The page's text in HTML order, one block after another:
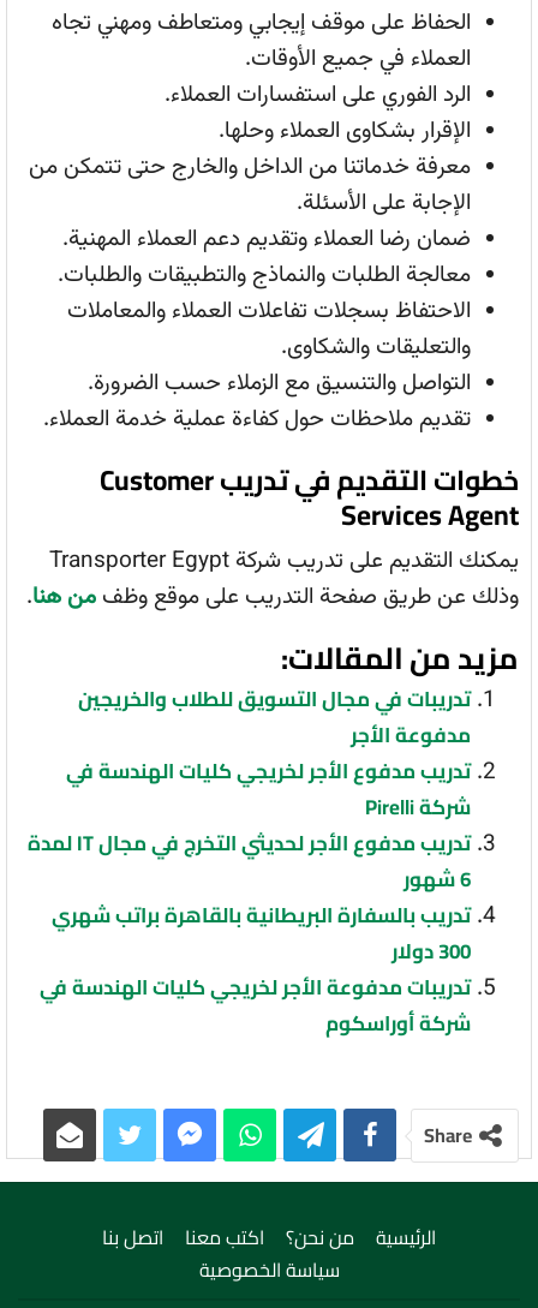
الحفاظ على موقف إيجابي ومتعاطف ومهني تجاه
العملاء في جميع الأوقات.
الرد الفوري على استفسارات العملاء.
الإقرار بشكاوى العملاء وحلها.
معرفة خدماتنا من الداخل والخارج حتى تتمكن من
الإجابة على الأسئلة.
ضمان رضا العملاء وتقديم دعم العملاء المهنية.
معالجة الطلبات والنماذج والتطبيقات والطلبات.
الاحتفاظ بسجلات تفاعلات العملاء والمعاملات
والتعليقات والشكاوى.
التواصل والتنسيق مع الزملاء حسب الضرورة.
تقديم ملاحظات حول كفاءة عملية خدمة العملاء.
خطوات التقديم في تدريب Customer
Services Agent
يمكنك التقديم على تدريب شركة Transporter Egypt
وذلك عن طريق صفحة التدريب على موقع وظف من هنا.
مزيد من المقالات:
تدريبات في مجال التسويق للطلاب والخريجين
مدفوعة الأجر
تدريب مدفوع الأجر لخريجي كليات الهندسة في
شركة Pirelli
تدريب مدفوع الأجر لحديثي التخرج في مجال IT لمدة
6 شهور
تدريب بالسفارة البريطانية بالقاهرة براتب شهري
300 دولار
تدريبات مدفوعة الأجر لخريجي كليات الهندسة في
شركة أوراسكوم
Share
الرئيسية من نحن؟ اكتب معنا
اتصل بنا
سياسة الخصوصية